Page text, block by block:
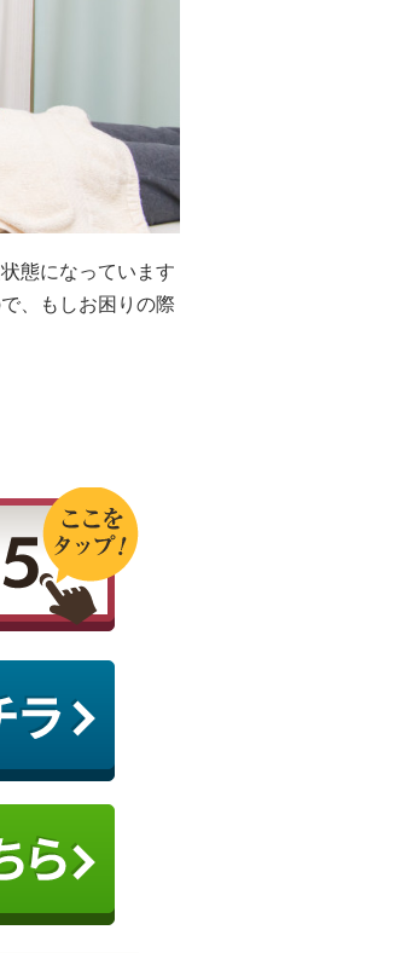
態になっています
、もしお困りの際